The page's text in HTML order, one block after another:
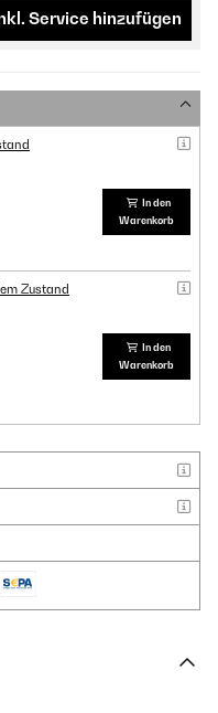
Service hinzufügen
In den
Warenkorb
Zustand
In den
Warenkorb